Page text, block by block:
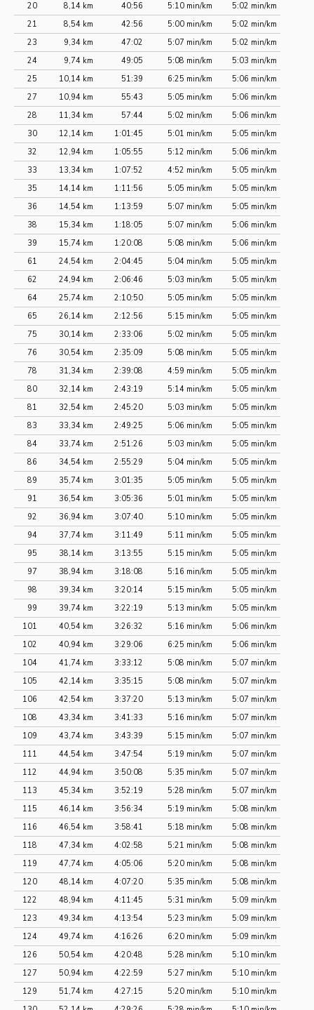
20
8,14 km 40:56 5:10 min/km
5:02 min/km
21
8,54 km 42:56 5:00 min/km
5:02 min/km
23
9,34 km 47:02 5:07 min/km
5:02 min/km
24
9,74 km 49:05 5:08 min/km
5:03 min/km
25
10,14 km 51:39 6:25 min/km
5:06 min/km
27
10,94 km 55:43 5:05 min/km
5:06 min/km
28
11,34 km 57:44 5:02 min/km
5:06 min/km
30
12,14 km 1:01:45 5:01 min/km
5:05 min/km
32
12,94 km 1:05:55 5:12 min/km
5:06 min/km
33
13,34 km 1:07:52 4:52 min/km
5:05 min/km
35
14,14 km 1:11:56 5:05 min/km
5:05 min/km
36
14,54 km 1:13:59 5:07 min/km
5:05 min/km
38
15,34 km 1:18:05 5:07 min/km
5:06 min/km
39
15,74 km 1:20:08 5:08 min/km
5:06 min/km
61
24,54 km 2:04:45 5:04 min/km
5:05 min/km
62
24,94 km 2:06:46 5:03 min/km
5:05 min/km
64
25,74 km 2:10:50 5:05 min/km
5:05 min/km
65
26,14 km 2:12:56 5:15 min/km
5:05 min/km
75
30,14 km 2:33:06 5:02 min/km
5:05 min/km
76
30,54 km 2:35:09 5:08 min/km
5:05 min/km
78
31,34 km 2:39:08 4:59 min/km
5:05 min/km
80
32,14 km 2:43:19 5:14 min/km
5:05 min/km
81
32,54 km 2:45:20 5:03 min/km
5:05 min/km
83
33,34 km 2:49:25 5:06 min/km
5:05 min/km
84
33,74 km 2:51:26 5:03 min/km
5:05 min/km
86
34,54 km 2:55:29 5:04 min/km
5:05 min/km
89
35,74 km 3:01:35 5:05 min/km
5:05 min/km
91
36,54 km 3:05:36 5:01 min/km
5:05 min/km
92
36,94 km 3:07:40 5:10 min/km
5:05 min/km
94
37,74 km 3:11:49 5:11 min/km
5:05 min/km
95
38,14 km 3:13:55 5:15 min/km
5:05 min/km
97
38,94 km 3:18:08 5:16 min/km
5:05 min/km
98
39,34 km 3:20:14 5:15 min/km
5:05 min/km
99
39,74 km 3:22:19 5:13 min/km
5:05 min/km
101
40,54 km 3:26:32 5:16 min/km
5:06 min/km
102
40,94 km 3:29:06 6:25 min/km
5:06 min/km
104
41,74 km 3:33:12 5:08 min/km
5:07 min/km
105
42,14 km 3:35:15 5:08 min/km
5:07 min/km
106
42,54 km 3:37:20 5:13 min/km
5:07 min/km
108
43,34 km 3:41:33 5:16 min/km
5:07 min/km
109
43,74 km 3:43:39 5:15 min/km
5:07 min/km
111
44,54 km 3:47:54 5:19 min/km
5:07 min/km
112
44,94 km 3:50:08 5:35 min/km
5:07 min/km
113
45,34 km 3:52:19 5:28 min/km
5:07 min/km
115
46,14 km 3:56:34 5:19 min/km
5:08 min/km
116
46,54 km 3:58:41 5:18 min/km
5:08 min/km
118
47,34 km 4:02:58 5:21 min/km
5:08 min/km
119
47,74 km 4:05:06 5:20 min/km
5:08 min/km
120
48,14 km 4:07:20 5:35 min/km
5:08 min/km
122
48,94 km 4:11:45 5:31 min/km
5:09 min/km
123
49,34 km 4:13:54 5:23 min/km
5:09 min/km
124
49,74 km 4:16:26 6:20 min/km
5:09 min/km
126
50,54 km 4:20:48 5:28 min/km
5:10 min/km
127
50,94 km 4:22:59 5:27 min/km
5:10 min/km
129
51,74 km 4:27:15 5:20 min/km
5:10 min/km